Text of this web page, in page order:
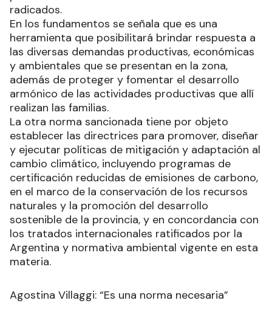
radicados.
En los fundamentos se señala que es una
herramienta que posibilitará brindar respuesta a
las diversas demandas productivas, económicas
y ambientales que se presentan en la zona,
además de proteger y fomentar el desarrollo
armónico de las actividades productivas que allí
realizan las familias.
La otra norma sancionada tiene por objeto
establecer las directrices para promover, diseñar
y ejecutar políticas de mitigación y adaptación al
cambio climático, incluyendo programas de
certificación reducidas de emisiones de carbono,
en el marco de la conservación de los recursos
naturales y la promoción del desarrollo
sostenible de la provincia, y en concordancia con
los tratados internacionales ratificados por la
Argentina y normativa ambiental vigente en esta
materia.
Agostina Villaggi: “Es una norma necesaria”